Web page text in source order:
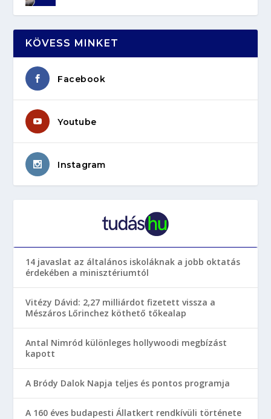
KÖVESS MINKET
Facebook
Youtube
Instagram
14 javaslat az általános iskoláknak a jobb oktatás
érdekében a minisztériumtól
Vitézy Dávid: 2,27 milliárdot fizetett vissza a
Mészáros Lőrinchez köthető tőkealap
Antal Nimród különleges hollywoodi megbízást
kapott
A Bródy Dalok Napja teljes és pontos programja
A 160 éves budapesti Állatkert rendkívüli története